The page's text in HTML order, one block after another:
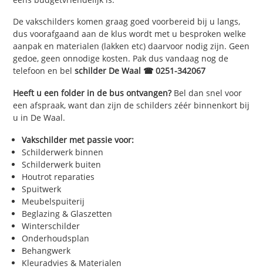
De vakschilders komen graag goed voorbereid bij u langs,
dus voorafgaand aan de klus wordt met u besproken welke
aanpak en materialen (lakken etc) daarvoor nodig zijn. Geen
gedoe, geen onnodige kosten. Pak dus vandaag nog de
telefoon en belschilder De Waal ☎ 0251-342067
Heeft u een folder in de bus ontvangen?Bel dan snel voor
een afspraak, want dan zijn de schilders zéér binnenkort bij
u in De Waal.
Vakschilder met passie voor:
Schilderwerk binnen
Schilderwerk buiten
Houtrot reparaties
Spuitwerk
Meubelspuiterij
Beglazing & Glaszetten
Winterschilder
Onderhoudsplan
Behangwerk
Kleuradvies & Materialen